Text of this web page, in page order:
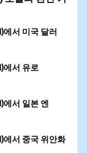
서 미국 달러
서 유로
서 일본 엔
서 중국 위안화